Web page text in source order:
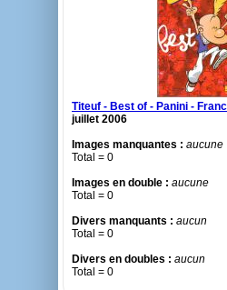
Titeuf - Best of - Panini -
juillet 2006
Images manquantes : aucune
Total = 0
Images en double : aucune
Total = 0
Divers manquants : aucun
Total = 0
Divers en doubles : aucun
Total = 0